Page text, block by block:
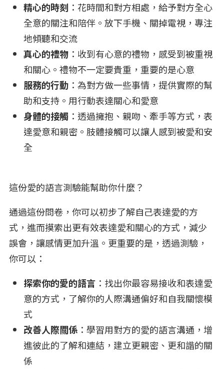
精心的時刻 ：花時間和對方相處，給予對方全心
全意的關注和陪伴。放下手機、關掉電視，專注
地傾聽和交流
真心的禮物 ：收到有心意的禮物，感受到被重視
和關心。禮物不一定要貴重，重要的是心意
服務的行動 ：為對方做一些事情，提供實際的幫
助和支持。用行動表達關心和愛意
身體的接觸 ：透過擁抱、親吻、牽手等方式，表
達愛意和親密。肢體接觸可以讓人感到被愛和安
全
這份愛的語言測驗能幫助你什麼？
通過這份問卷，你可以初步了解自己表達愛的方
式，進而摸索出更有效表達愛和關心的方式，減少
誤會，讓感情更加升溫。更重要的是，透過測驗，
你可以：
探索你的愛的語言 ：找出你最容易接收和表達愛
意的方式，了解你的人際溝通偏好和自我關懷模
式
改善人際關係 ：學習用對方的愛的語言溝通，增
進彼此的了解和連結，建立更親密、更和諧的關
係